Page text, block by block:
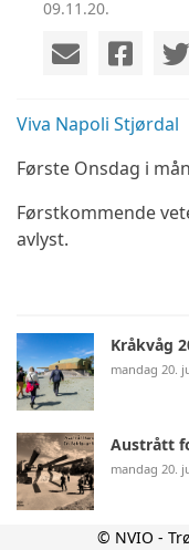
09.11.20.
Viva Napoli Stjørdal
Første Onsdag i
Førstkommende
avlyst.
Kråkvåg
mandag 20.
Austrått
mandag 20.
© NVIO -